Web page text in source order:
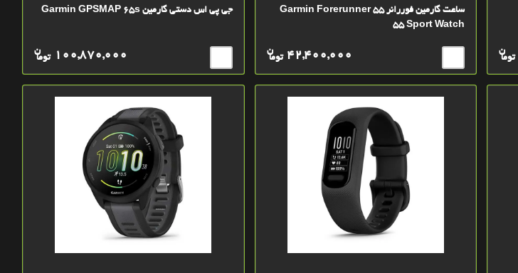
توما
ن
ساعت گارمين فوررانر 55 Garmin Forerunner
55 Sport Watch
توما
ن 42,400,000
جی پی اس دستی گارمین Garmin GPSMAP 65s
توما
ن 100,870,000